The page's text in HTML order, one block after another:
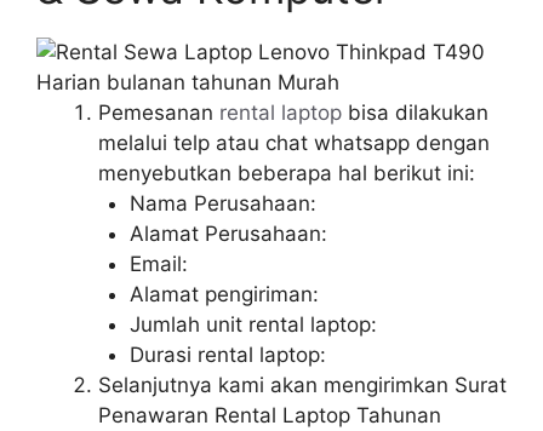
Pemesanan rental laptop bisa dilakukan
melalui telp atau chat whatsapp dengan
menyebutkan beberapa hal berikut ini:
Nama Perusahaan:
Alamat Perusahaan:
Email:
Alamat pengiriman:
Jumlah unit rental laptop:
Durasi rental laptop:
Selanjutnya kami akan mengirimkan Surat
Penawaran Rental Laptop Tahunan